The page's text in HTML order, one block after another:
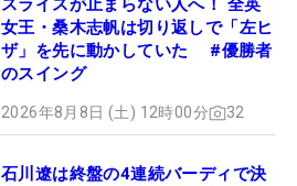
スライスが止まらない人へ！ 全英
女王・桑木志帆は切り返しで「左ヒ
ザ」を先に動かしていた #優勝者
のスイング
2026年8月8日 (土) 12時00分 32
石川遼は終盤の4連続バーディで決